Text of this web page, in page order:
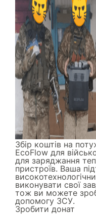
Збір коштів на
EcoFlow для
для заряджання
пристроїв. Ваша
виконувати свої
тож ви можете
допомогу ЗСУ.
Зробити донат